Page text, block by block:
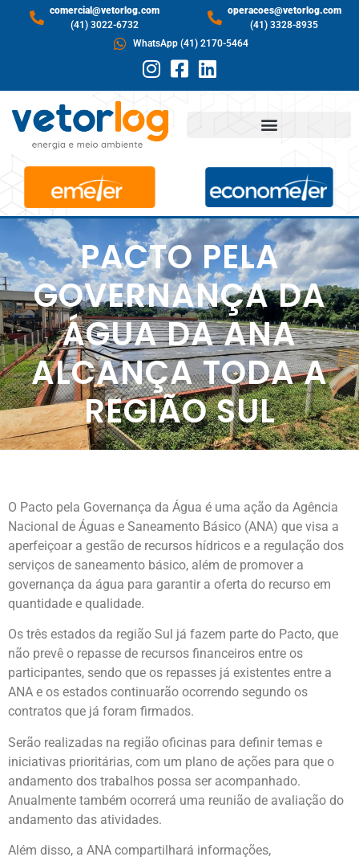
comercial@vetorlog.com
(41) 3022-6732
operacoes@vetorlog.com
(41) 3328-8935
WhatsApp (41) 2170-5464
PACTO PELA
GOVERNANÇA DA
ÁGUA DA ANA
ALCANÇA TODA A
REGIÃO SUL
O Pacto pela Governança da Água é uma ação da Agência
Nacional de Águas e Saneamento Básico (ANA) que visa a
aperfeiçoar a gestão de recursos hídricos e a regulação dos
serviços de saneamento básico, além de promover a
governança da água para garantir a oferta do recurso em
quantidade e qualidade.
Os três estados da região Sul já fazem parte do Pacto, que
não prevê o repasse de recursos financeiros entre os
participantes, sendo que os repasses já existentes entre a
ANA e os estados continuarão ocorrendo segundo os
contratos que já foram firmados.
Serão realizadas na região oficinas para definir temas e
iniciativas prioritárias, com um plano de ações para que o
andamento dos trabalhos possa ser acompanhado.
Anualmente também ocorrerá uma reunião de avaliação do
andamento das atividades.
Além disso, a ANA compartilhará informações,